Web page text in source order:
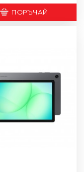
ПОРЪЧАЙ